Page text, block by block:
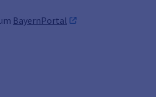
BayernPortal